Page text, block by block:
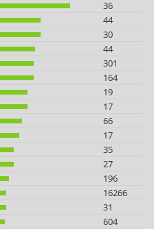
36
44
30
44
301
164
19
17
66
17
35
27
196
16266
31
604